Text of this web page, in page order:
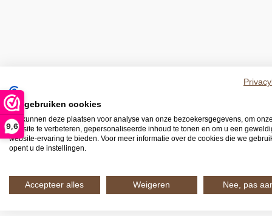
9,6
Wij gebruiken cookies
We kunnen deze plaatsen voor analyse van onze bezoekersgegevens, om
website te verbeteren, gepersonaliseerde inhoud te tonen en om u een
website-ervaring te bieden. Voor meer informatie over de cookies die we
opent u de instellingen.
Accepteer alles Weigeren Nee, pas